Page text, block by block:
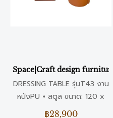
Space|Craft design
DRESSING TABLE รุ่นT43 งาน
หนังPU + สตูล ขนาด: 120 x
40 x 74 CM. วัสดุ: หนังPU +
฿28,900